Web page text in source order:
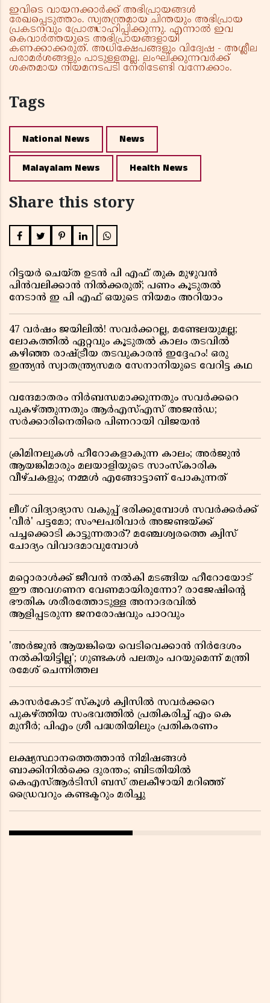
ഇവിടെ വായനക്കാർക്ക് അഭിപ്രായങ്ങൾ
രേഖപ്പെടുത്താം. സ്വതന്ത്രമായ ചിന്തയും അഭിപ്രായ
പ്രകടനവും പ്രോത്സാഹിപ്പിക്കുന്നു. എന്നാൽ ഇവ
കെവാർത്തയുടെ അഭിപ്രായങ്ങളായി
കണക്കാക്കരുത്. അധിക്ഷേപങ്ങളും വിദ്വേഷ - അശ്ലീല
പരാമർശങ്ങളും പാടുള്ളതല്ല. ലംഘിക്കുന്നവർക്ക്
ശക്തമായ നിയമനടപടി നേരിടേണ്ടി വന്നേക്കാം.
Tags
National News News
Malayalam News Health News
Share this story
റിട്ടയർ ചെയ്ത ഉടൻ പി എഫ് തുക മുഴുവൻ
പിൻവലിക്കാൻ നിൽക്കരുത്; പണം കൂടുതൽ
നേടാൻ ഇ പി എഫ് ഒയുടെ നിയമം അറിയാം
47 വർഷം ജയിലിൽ! സവർക്കറല്ല, മണ്ടേലയുമല്ല;
ലോകത്തിൽ ഏറ്റവും കൂടുതൽ കാലം തടവിൽ
കഴിഞ്ഞ രാഷ്ട്രീയ തടവുകാരൻ ഇദ്ദേഹം! ഒരു
ഇന്ത്യൻ സ്വാതന്ത്ര്യസമര സേനാനിയുടെ വേറിട്ട കഥ
വന്ദേമാതരം നിർബന്ധമാക്കുന്നതും സവർക്കറെ
പുകഴ്ത്തുന്നതും ആർഎസ്എസ് അജൻഡ;
സർക്കാരിനെതിരെ പിണറായി വിജയൻ
ക്രിമിനലുകൾ ഹീറോകളാകുന്ന കാലം; അർജുൻ
ആയങ്കിമാരും മലയാളിയുടെ സാംസ്കാരിക
വീഴ്ചകളും; നമ്മൾ എങ്ങോട്ടാണ് പോകുന്നത്
ലീഗ് വിദ്യാഭ്യാസ വകുപ്പ് ഭരിക്കുമ്പോൾ സവർക്കർക്ക്
'വീർ' പട്ടമോ; സംഘപരിവാർ അജണ്ടയ്ക്ക്
പച്ചക്കൊടി കാട്ടുന്നതാര്? മഞ്ചേശ്വരത്തെ ക്വിസ്
ചോദ്യം വിവാദമാവുമ്പോൾ
മറ്റൊരാൾക്ക് ജീവൻ നൽകി മടങ്ങിയ ഹീറോയോട്
ഈ അവഗണന വേണമായിരുന്നോ? രാജേഷിൻ്റെ
ഭൗതിക ശരീരത്തോടുള്ള അനാദരവിൽ
ആളിപ്പടരുന്ന ജനരോഷവും പാഠവും
'അർജുൻ ആയങ്കിയെ വെടിവെക്കാൻ നിർദേശം
നൽകിയിട്ടില്ല'; ഗുണ്ടകൾ പലതും പറയുമെന്ന് മന്ത്രി
രമേശ് ചെന്നിത്തല
കാസർകോട് സ്കൂൾ ക്വിസിൽ സവർക്കറെ
പുകഴ്ത്തിയ സംഭവത്തിൽ പ്രതികരിച്ച് എം കെ
മുനീർ; പിഎം ശ്രീ പദ്ധതിയിലും പ്രതികരണം
ലക്ഷ്യസ്ഥാനത്തെത്താൻ നിമിഷങ്ങൾ
ബാക്കിനിൽക്കെ ദുരന്തം; ബിടതിയിൽ
കെഎസ്ആർടിസി ബസ് തലകീഴായി മറിഞ്ഞ്
ഡ്രൈവറും കണ്ടക്ടറും മരിച്ചു